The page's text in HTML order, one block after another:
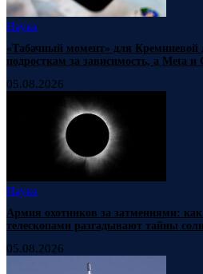
Наука
«Табачный момент» для
подросткам за зависимость, а Meta и
05.08.2026
Наука
Армия охотников за затмениями:
телескопами разгадывают тайны
05.08.2026